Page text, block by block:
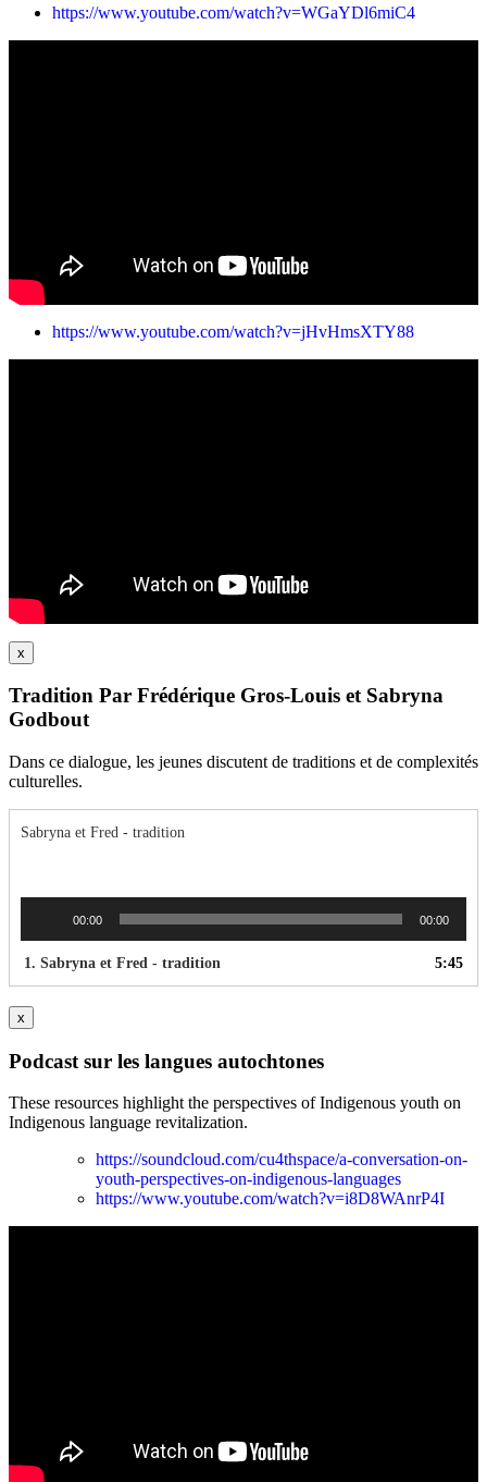
https://www.youtube.com/watch?v=WGaYDl6miC4
https://www.youtube.com/watch?v=jHvHmsXTY88
x
Tradition Par Frédérique Gros-Louis et Sabryna
Godbout
Dans ce dialogue, les jeunes discutent de traditions et de complexités
culturelles.
Sabryna et Fred - tradition
00:00 00:00
1. Sabryna et Fred - tradition 5:45
x
Podcast sur les langues autochtones
These resources highlight the perspectives of Indigenous youth on
Indigenous language revitalization.
https://soundcloud.com/cu4thspace/a-conversation-on-
youth-perspectives-on-indigenous-languages
https://www.youtube.com/watch?v=i8D8WAnrP4I